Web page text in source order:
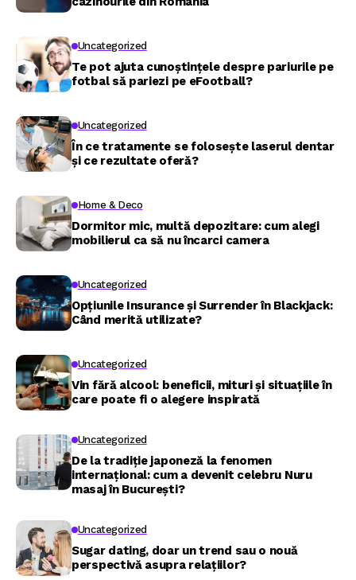
Uncategorized
Te pot ajuta cunoștințele despre pariurile pe
fotbal să pariezi pe eFootball?
Uncategorized
În ce tratamente se folosește laserul dentar
și ce rezultate oferă?
Home & Deco
Dormitor mic, multă depozitare: cum alegi
mobilierul ca să nu încarci camera
Uncategorized
Opțiunile Insurance și Surrender în Blackjack:
Când merită utilizate?
Uncategorized
Vin fără alcool: beneficii, mituri și situațiile în
care poate fi o alegere inspirată
Uncategorized
De la tradiție japoneză la fenomen
internațional: cum a devenit celebru Nuru
masaj în București?
Uncategorized
Sugar dating, doar un trend sau o nouă
perspectivă asupra relațiilor?